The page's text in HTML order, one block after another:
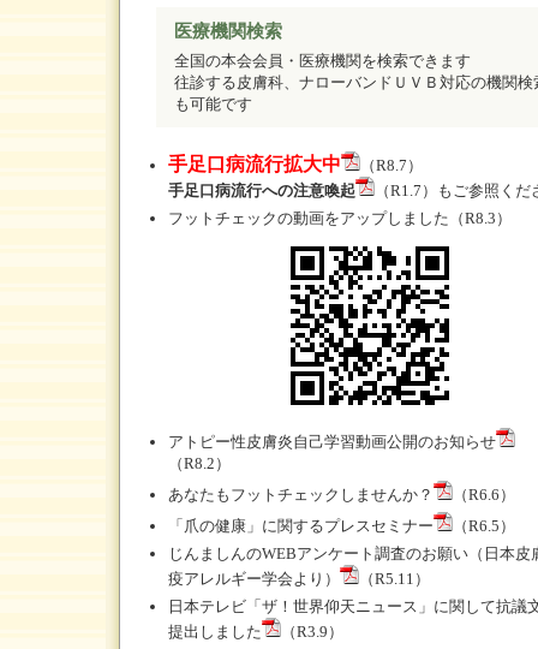
医療機関検索
全国の本会会員・医療機関を検索できます
往診する皮膚科、ナローバンドＵＶＢ対応の機関検
も可能です
手足口病流行拡大中
（R8.7）
手足口病流行への注意喚起
（R1.7）もご参照くだ
フットチェックの動画をアップしました （R8.3）
アトピー性皮膚炎自己学習動画公開のお知らせ
（R8.2）
あなたもフットチェックしませんか？
（R6.6）
「爪の健康」に関するプレスセミナー
（R6.5）
じんましんのWEBアンケート調査のお願い（日本皮
疫アレルギー学会より）
（R5.11）
日本テレビ「ザ！世界仰天ニュース」に関して抗議
提出しました
（R3.9）